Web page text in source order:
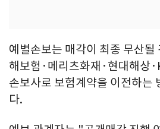
예별손보는 매각이 최종 무산
해보험·메리츠화재·현대해상
손보사로 보험계약을 이전하는
다.